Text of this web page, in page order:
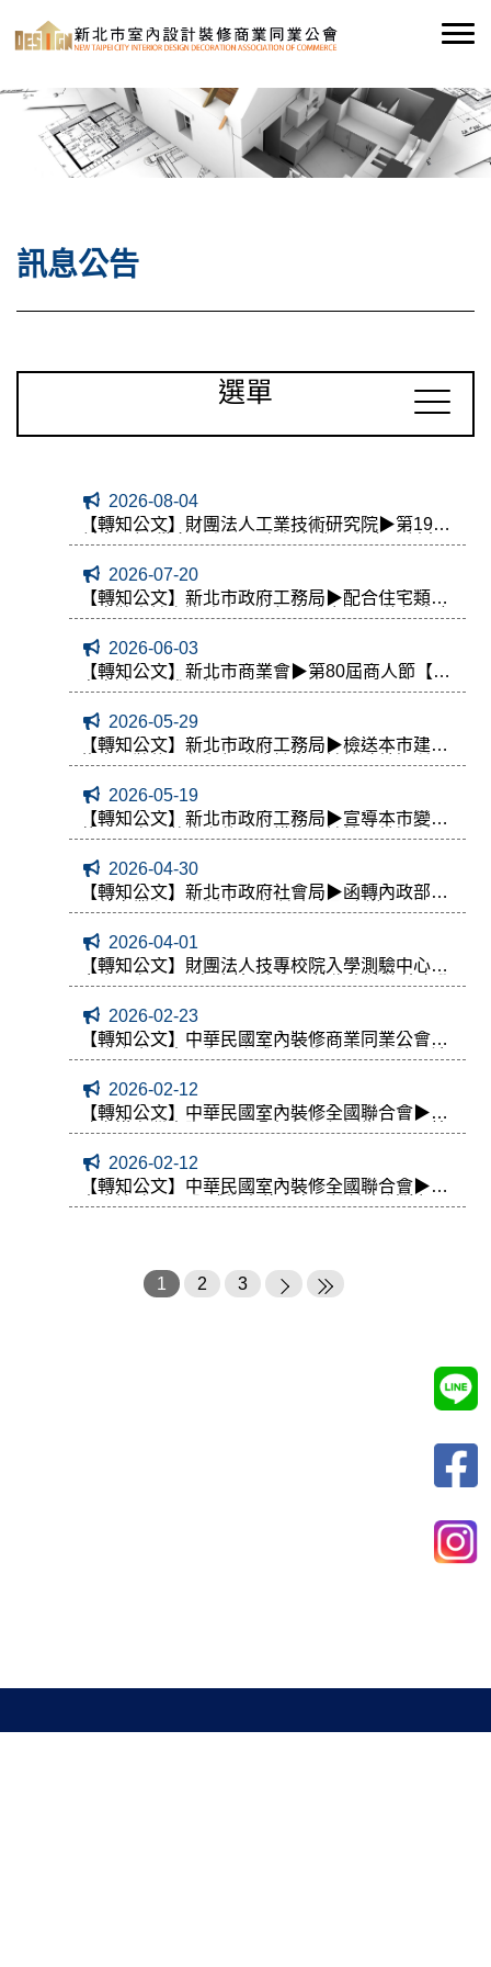
訊息公告
選單
2026-08-04
【轉知公文】財團法人工業技術研究院▶第19屆
創意狂想 巢向未來2026年智慧化居住空間創意
2026-07-20
【轉知公文】新北市政府工務局▶配合住宅類簡
易室裝申請案違建處理執行方式,新訂及修訂本市
2026-06-03
【轉知公文】新北市商業會▶第80屆商人節【優
良商號】選拔開始囉❗
2026-05-29
【轉知公文】新北市政府工務局▶檢送本市建築
物室內裝修工程鼠類防治計畫，請協助轉知所屬
2026-05-19
【轉知公文】新北市政府工務局▶宣導本市變更
使用、室內裝修案件防鼠措施，請協助轉知所屬
2026-04-30
【轉知公文】新北市政府社會局▶函轉內政部說
明落實業必歸會制度一案,請貴會配合辦理
2026-04-01
【轉知公文】財團法人技專校院入學測驗中心基
金會▶有關115年度第2次全國技術士技能檢定學
2026-02-23
【轉知公文】中華民國室內裝修商業同業公會全
國聯合會▶本會與國立成功大學社會科學院、法
貴會協辦單位轉知會員踴躍報名
2026-02-12
【轉知公文】中華民國室內裝修全國聯合會▶協
助宣導台灣東陶TOTO暨本會聯合主辦之2026第
2026-02-12
【轉知公文】中華民國室內裝修全國聯合會▶請
貴會協助2026全球傑出華人室內設計金創獎招
1 2 3